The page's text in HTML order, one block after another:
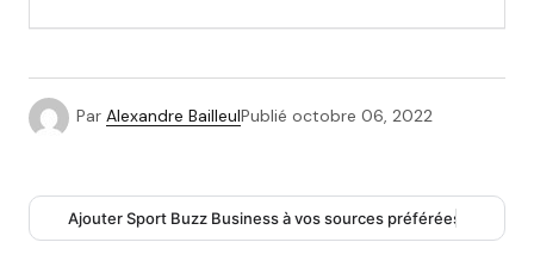
Par Alexandre BailleulPublié octobre 06, 2022
Ajouter Sport Buzz Business à vos sources préférées